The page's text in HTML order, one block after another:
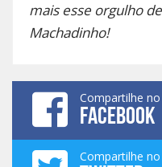
mais esse orgulho
Machadinho!
Compartilhe no
FACEBOOK
Compartilhe no